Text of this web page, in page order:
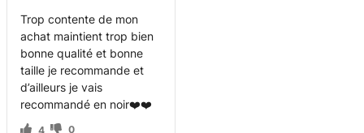
Trop contente de mon
achat maintient trop bien
bonne qualité et bonne
taille je recommande et
d’ailleurs je vais
recommandé en noir❤️❤️
4 0